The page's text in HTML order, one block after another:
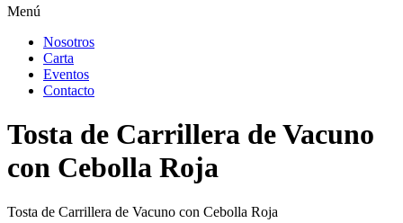
Menú
Nosotros
Carta
Eventos
Contacto
Tosta de Carrillera de Vacuno
con Cebolla Roja
Tosta de Carrillera de Vacuno con Cebolla Roja